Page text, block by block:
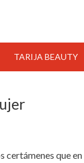
TARIJA BEAUTY
certámenes que en